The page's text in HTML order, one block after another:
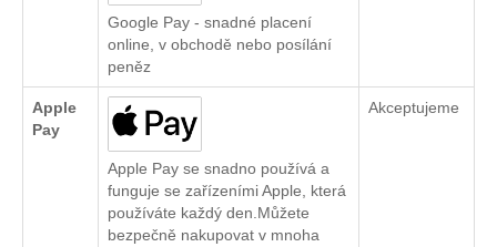
Google Pay - snadné placení
online, v obchodě nebo posílání
peněz
Apple
Pay
Apple Pay se snadno používá a
funguje se zařízeními Apple, která
používáte každý den.Můžete
bezpečně nakupovat v mnoha
Akceptujeme